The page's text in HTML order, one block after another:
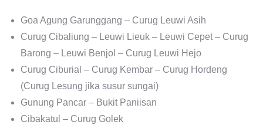
Goa Agung Garunggang – Curug Leuwi Asih
Curug Cibaliung – Leuwi Lieuk – Leuwi Cepet – Curug
Barong – Leuwi Benjol – Curug Leuwi Hejo
Curug Ciburial – Curug Kembar – Curug Hordeng
(Curug Lesung jika susur sungai)
Gunung Pancar – Bukit Paniisan
Cibakatul – Curug Golek